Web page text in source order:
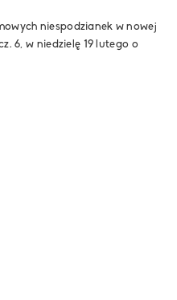
niespodzianek w nowej
6, w niedzielę 19 lutego o